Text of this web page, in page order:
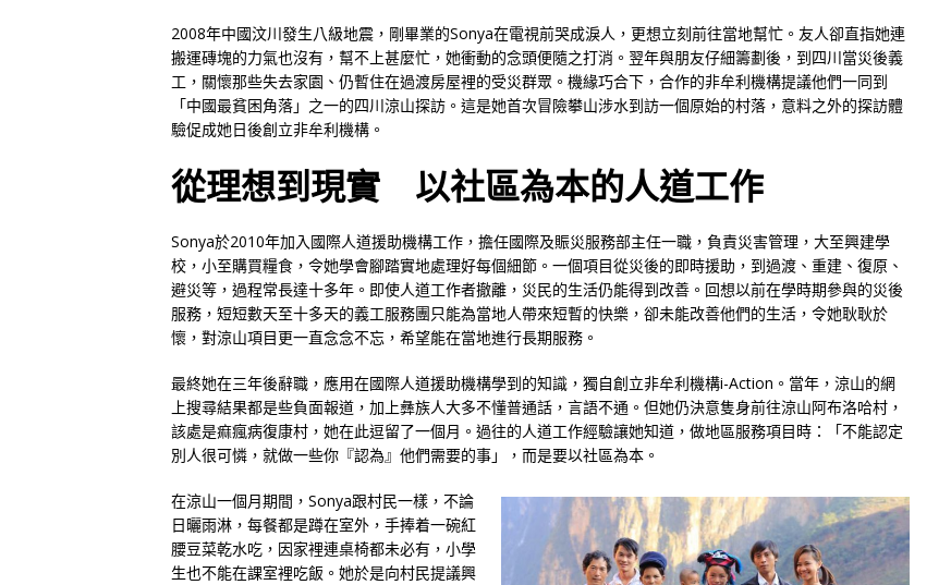
2008年中國汶川發生八級地震，剛畢業的Sonya在電視前哭成淚人，更想立刻前往當地幫忙。友人卻直指她連
搬運磚塊的力氣也沒有，幫不上甚麼忙，她衝動的念頭便隨之打消。翌年與朋友仔細籌劃後，到四川當災後義
工，關懷那些失去家園、仍暫住在過渡房屋裡的受災群眾。機緣巧合下，合作的非牟利機構提議他們一同到
「中國最貧困角落」之一的四川涼山探訪。這是她首次冒險攀山涉水到訪一個原始的村落，意料之外的探訪體
驗促成她日後創立非牟利機構。
從理想到現實 以社區為本的人道工作
Sonya於2010年加入國際人道援助機構工作，擔任國際及賑災服務部主任一職，負責災害管理，大至興建學
校，小至購買糧食，令她學會腳踏實地處理好每個細節。一個項目從災後的即時援助，到過渡、重建、復原、
避災等，過程常長達十多年。即使人道工作者撤離，災民的生活仍能得到改善。回想以前在學時期參與的災後
服務，短短數天至十多天的義工服務團只能為當地人帶來短暫的快樂，卻未能改善他們的生活，令她耿耿於
懷，對涼山項目更一直念念不忘，希望能在當地進行長期服務。
最終她在三年後辭職，應用在國際人道援助機構學到的知識，獨自創立非牟利機構i-Action。當年，涼山的網
上搜尋結果都是些負面報道，加上彝族人大多不懂普通話，言語不通。但她仍決意隻身前往涼山阿布洛哈村，
該處是痲瘋病復康村，她在此逗留了一個月。過往的人道工作經驗讓她知道，做地區服務項目時：「不能認定
別人很可憐，就做一些你『認為』他們需要的事」，而是要以社區為本。
在涼山一個月期間，Sonya跟村民一樣，不論
日曬雨淋，每餐都是蹲在室外，手捧着一碗紅
腰豆菜乾水吃，因家裡連桌椅都未必有，小學
生也不能在課室裡吃飯。她於是向村民提議興